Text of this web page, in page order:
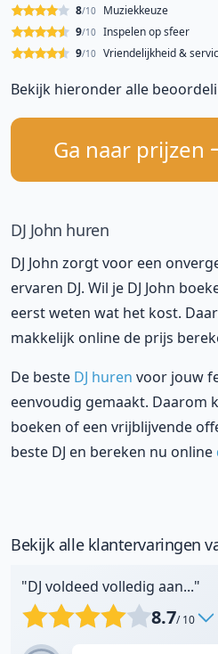
Muziekkeuze
8/10
Inspelen op sfeer
9/10
Vriendelijkheid &
9/10
Bekijk hieronder alle
Ga naar prijzen
DJ John huren
DJ John zorgt voor een
ervaren DJ. Wil je DJ John
eerst weten wat het kost.
makkelijk online de prijs
De beste DJ huren voor jouw
eenvoudig gemaakt. Daarom
boeken of een vrijblijvende
beste DJ en bereken nu online
Bekijk alle klantervaringen
"DJ voldeed volledig aan..."
8.7/ 10